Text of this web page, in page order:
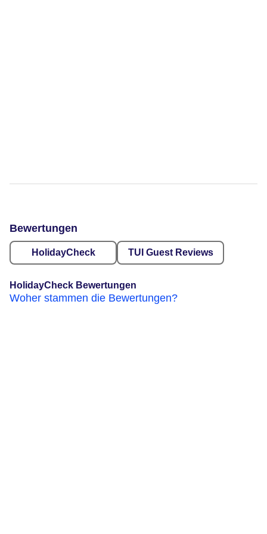
Bewertungen
HolidayCheck TUI Guest Reviews
HolidayCheck Bewertungen
Woher stammen die Bewertungen?